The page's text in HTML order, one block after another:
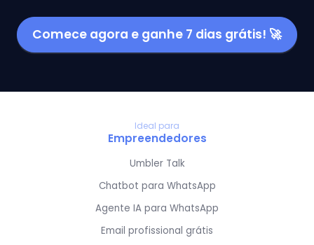
Comece agora e ganhe 7 dias grátis! 🚀
Ideal para
Empreendedores
Umbler Talk
Chatbot para WhatsApp
Agente IA para WhatsApp
Email profissional grátis